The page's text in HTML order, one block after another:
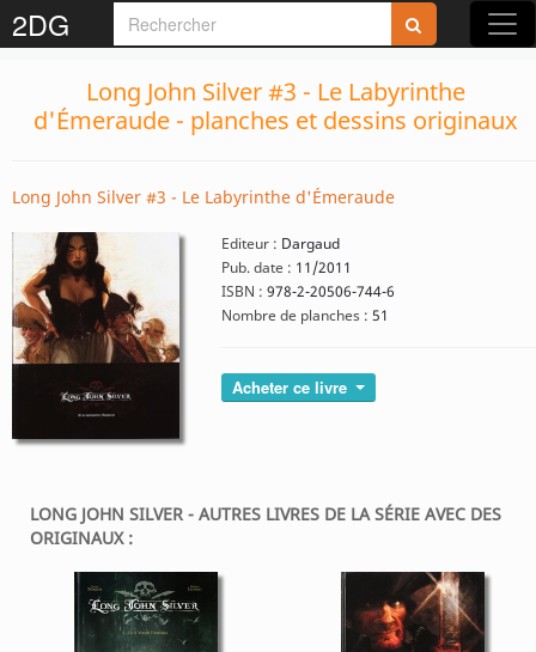
2DG
Long John Silver #3 - Le Labyrinthe
d'Émeraude - planches et dessins originaux
Long John Silver #3 - Le Labyrinthe d'Émeraude
Editeur : Dargaud
Pub. date : 11/2011
ISBN : 978-2-20506-744-6
Nombre de planches : 51
Acheter ce livre
LONG JOHN SILVER - AUTRES LIVRES DE LA SÉRIE AVEC DES
ORIGINAUX :